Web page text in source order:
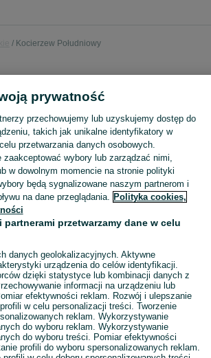
Kocierzew Południowy
kury silki
Skorzystaj z największego serwisu ogłoszeniowego - Kocierzew Południowy i okolice! Kupuj to, czego pragniesz i sprzedawaj to, czego już nie potrzebujesz! Zobacz
prywatność
przechowujemy lub uzyskujemy dostęp do
takich jak unikalne identyfikatory w
przetwarzania danych osobowych.
zaakceptować wybory lub zarządzać nimi,
w dowolnym momencie na stronie polityki
będą sygnalizowane naszym partnerom i
na dane przeglądania. Polityka cookies,
partnerami przetwarzamy dane w celu
danych geolokalizacyjnych. Aktywne
urządzenia do celów identyfikacji.
dzięki statystyce lub kombinacji danych z
informacji na urządzeniu lub
efektywności reklam. Rozwój i ulepszanie
w celu personalizacji treści. Tworzenie
reklam. Wykorzystywanie
do wyboru reklam. Wykorzystywanie
do wyboru treści. Pomiar efektywności
profili do wyboru spersonalizowanych reklam.